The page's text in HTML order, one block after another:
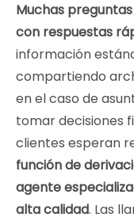
Muchas
con respuestas
información
compartiendo
en el caso de
tomar decisiones
clientes esperan
función de
agente
alta calidad. Las